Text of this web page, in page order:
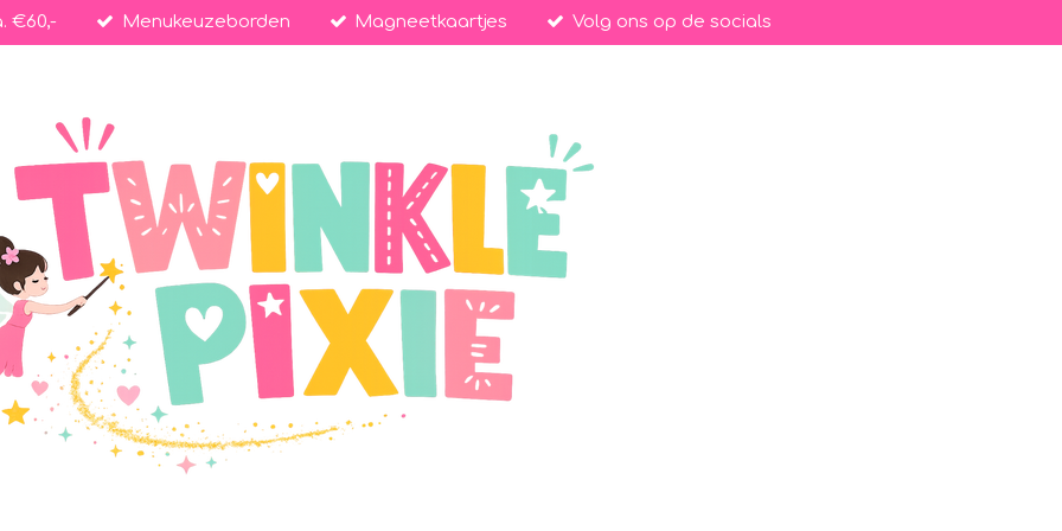
€60,- Menukeuzeborden Magneetkaartjes Volg ons op de socials